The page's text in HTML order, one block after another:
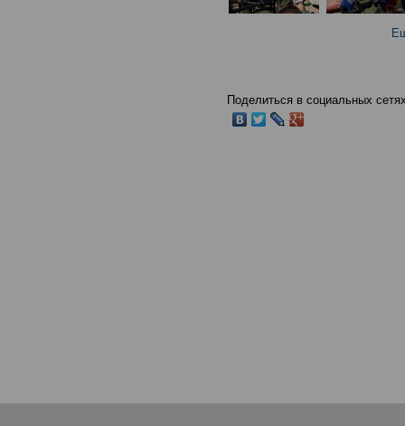
Поделиться в социальных